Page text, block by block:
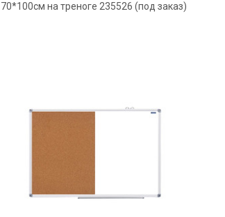
70*100см на треноге 235526 (под заказ)